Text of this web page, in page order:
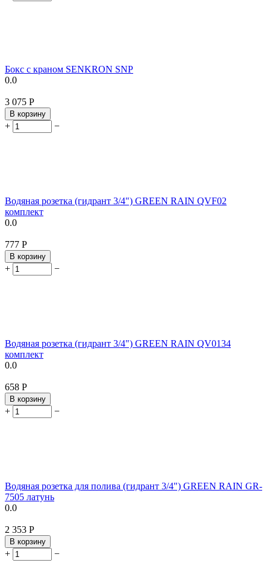
Бокс с краном SENKRON SNP
0.0
3 075 Р
В корзину
+ −
Водяная розетка (гидрант 3/4") GREEN RAIN QVF02
комплект
0.0
‍777‍ Р
В корзину
+ −
Водяная розетка (гидрант 3/4") GREEN RAIN QV0134
комплект
0.0
‍658‍ Р
В корзину
+ −
Водяная розетка для полива (гидрант 3/4") GREEN RAIN GR-
7505 латунь
0.0
2 353 Р
В корзину
+ −